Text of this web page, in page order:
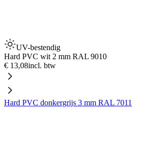
UV-bestendig
Hard PVC wit 2 mm RAL 9010
€ 13,08incl. btw
Hard PVC donkergrijs 3 mm RAL 7011